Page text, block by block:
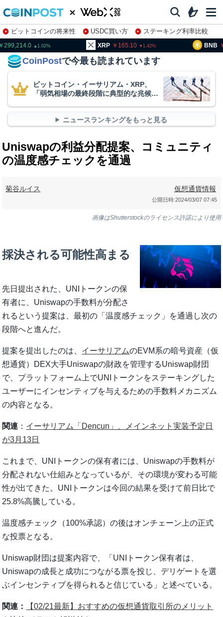
ビットコインの将来性 USDC買い方
ステーキング利率比較
株特集・関連銘柄
1.02 XRP 165.10 1.42 BNB
CoinPostで今最も読まれています
ビットコイン・イーサリアム・XRP、
「弱気相場の最終段階に典型的な兆候」
ニュースランキングをもっと見る
Uniswapの利益分配提案、コミュニティ
の温度感チェックを通過
菊谷ルイス 仮想通貨情報
公開日時:2024/03/07 07:45
画像はShutterstockのライセンス許諾により使用
採決される可能性高まる
先日提出された、UNIトークンの保
有者に、Uniswapの手数料が分配さ
れるという提案は、最初の「温度感チェック」を通過し次の
段階へと進んだ。
提案を提出したのは、 イーサリアムのEVM系の暗号資産（仮
想通貨）DEX大手Uniswapの財政を管理するUniswap財団
で、プラットフォーム上でUNIトークンをステーキングした
ユーザーにインセンティブを与えるための手数料メカニズム
の内容となる。
関連 ： イーサリアム「Dencun」、メインネット実装予定日
が3月13日
これまで、UNIトークンの保有者には、Uniswapの手数料が
分配されない仕組みとなっているが、その環境が変わる可能
性が出てきた。UNIトークンは今回の結果を受けて前日比で
25.8%高騰している。
温度感チェック（100%承認）の後はオンチェーン上の正式
な投票となる。
Uniswap財団は提案内容で、「UNIトークン保有者は、
Uniswapの成長と成功につながる票を投じ、デリゲートを選
ぶインセンティブを得られると信じている」と述べている。
関連：
【02/21最新】おすすめの仮想通貨取引所のメリット